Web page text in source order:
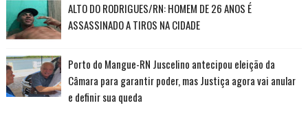
ALTO DO RODRIGUES/RN: HOMEM DE 26 ANOS É
ASSASSINADO A TIROS NA CIDADE
Porto do Mangue-RN Juscelino antecipou eleição da
Câmara para garantir poder, mas Justiça agora vai anular
e definir sua queda